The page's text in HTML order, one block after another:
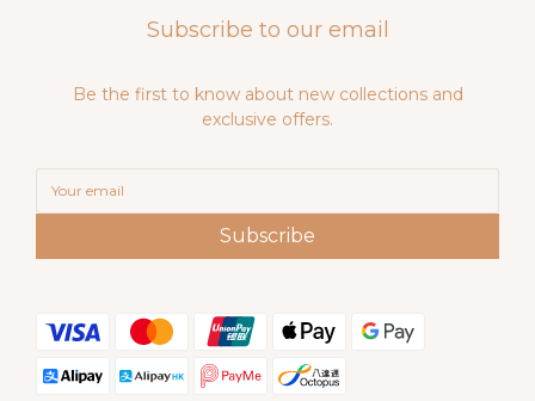
Subscribe to our email
Be the first to know about new collections and
exclusive offers.
Subscribe